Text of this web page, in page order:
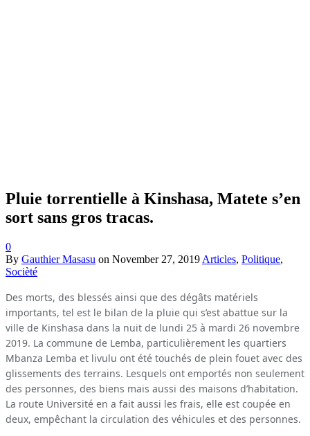
Pluie torrentielle à Kinshasa, Matete s’en
sort sans gros tracas.
0
By Gauthier Masasu on November 27, 2019 Articles, Politique,
Socièté
Des morts, des blessés ainsi que des dégâts matériels
importants, tel est le bilan de la pluie qui s’est abattue sur la
ville de Kinshasa dans la nuit de lundi 25 à mardi 26 novembre
2019. La commune de Lemba, particulièrement les quartiers
Mbanza Lemba et livulu ont été touchés de plein fouet avec des
glissements des terrains. Lesquels ont emportés non seulement
des personnes, des biens mais aussi des maisons d’habitation.
La route Université en a fait aussi les frais, elle est coupée en
deux, empêchant la circulation des véhicules et des personnes.